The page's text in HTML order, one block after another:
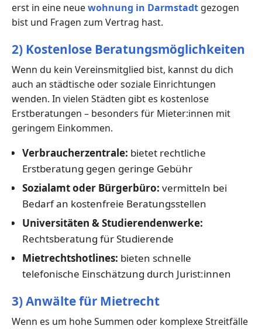
erst in eine neuewohnung in Darmstadt gezogen
bist und Fragen zum Vertrag hast.
2) Kostenlose Beratungsmöglichkeiten
Wenn du kein Vereinsmitglied bist, kannst du dich
auch an städtische oder soziale Einrichtungen
wenden. In vielen Städten gibt es kostenlose
Erstberatungen – besonders für Mieter:innen mit
geringem Einkommen.
Verbraucherzentrale: bietet rechtliche
Erstberatung gegen geringe Gebühr
Sozialamt oder Bürgerbüro: vermitteln bei
Bedarf an kostenfreie Beratungsstellen
Universitäten & Studierendenwerke:
Rechtsberatung für Studierende
Mietrechtshotlines: bieten schnelle
telefonische Einschätzung durch Jurist:innen
3) Anwälte für Mietrecht
Wenn es um hohe Summen oder komplexe Streitfälle